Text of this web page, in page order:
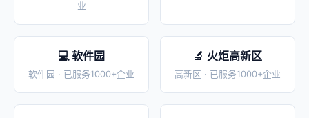
业
💻 软件园
软件园 · 已服务1000+企业
🔬 火炬高新区
高新区 · 已服务1000+企业